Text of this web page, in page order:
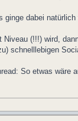
dabei
(!!!) wird,
schnelllebigen
So etwas wäre